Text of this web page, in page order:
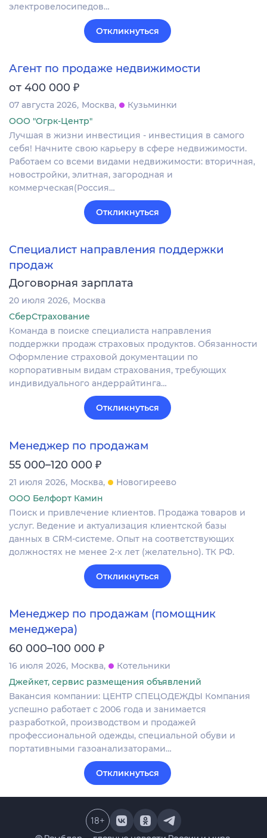
электровелосипедов…
Откликнуться
Агент по продаже недвижимости
от 400 000 ₽
07 августа 2026 Москва
Кузьминки
ООО "Огрк-Центр"
Лучшая в жизни инвестиция - инвестиция в самого
себя! Начните свою карьеру в сфере недвижимости.
Работаем со всеми видами недвижимости: вторичная,
новостройки, элитная, загородная и
коммерческая(Россия…
Откликнуться
Специалист направления поддержки
продаж
Договорная зарплата
20 июля 2026 Москва
СберСтрахование
Команда в поиске специалиста направления
поддержки продаж страховых продуктов. Обязанности
Оформление страховой документации по
корпоративным видам страхования, требующих
индивидуального андеррайтинга…
Откликнуться
Менеджер по продажам
55 000–120 000 ₽
21 июля 2026 Москва
Новогиреево
ООО Белфорт Камин
Поиск и привлечение клиентов. Продажа товаров и
услуг. Ведение и актуализация клиентской базы
данных в CRM‐системе. Опыт на соответствующих
должностях не менее 2-х лет (желательно). ТК РФ.
Откликнуться
Менеджер по продажам (помощник
менеджера)
60 000–100 000 ₽
16 июля 2026 Москва
Котельники
Джейкет, сервис размещения объявлений
Вакансия компании: ЦЕНТР СПЕЦОДЕЖДЫ Компания
успешно работает с 2006 года и занимается
разработкой, производством и продажей
профессиональной одежды, специальной обуви и
портативными газоанализаторами…
Откликнуться
18+